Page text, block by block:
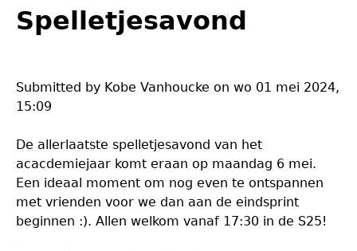
are
to
top
Spelletjesavond
Submitted by Kobe Vanhoucke on wo 01 mei 2024,
15:09
De allerlaatste spelletjesavond van het
acacdemiejaar komt eraan op maandag 6 mei.
Een ideaal moment om nog even te ontspannen
met vrienden voor we dan aan de eindsprint
beginnen :). Allen welkom vanaf 17:30 in de S25!